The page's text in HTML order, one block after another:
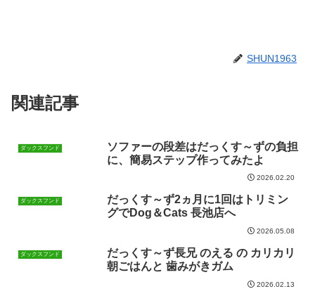
SHUN1963
関連記事
ダックスフンド
ソファーの段差はだっくす～ずの負担
に、簡易ステップ作ってみたよ
2026.02.20
ダックスフンド
だっくす～ず2ヵ月に1回はトリミン
グでDog＆Cats 長池店へ
2026.05.08
ダックスフンド
だっくす～ず長兄 のえる の カリカリ
朝ごはんと 歯みがきガム
2026.02.13